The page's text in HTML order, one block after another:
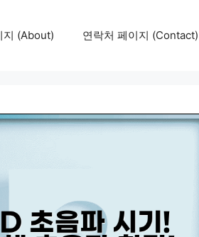
지 (About) 연락처 페이지 (Contact)